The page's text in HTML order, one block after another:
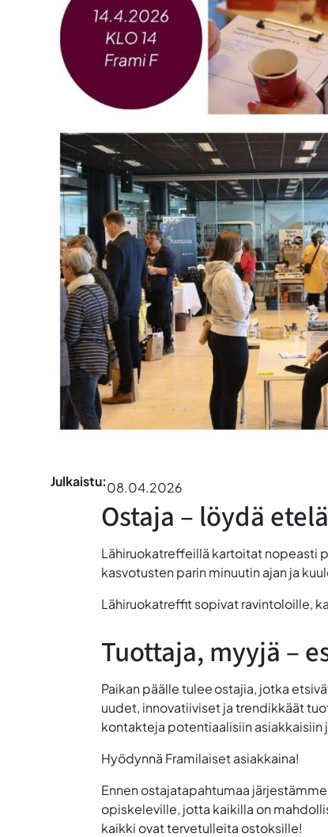
Julkaistu:08.04.2026
Ostaja – löydä
Lähiruokatreffeillä kartoitat nopeasti
kasvotusten parin minuutin ajan ja
Lähiruokatreffit sopivat ravintoloille,
Tuottaja, myyjä –
Paikan päälle tulee ostajia, jotka
uudet, innovatiiviset ja trendikkäät
kontakteja potentiaalisiin asiakkaisiin
Hyödynnä Framilaiset asiakkaina!
Ennen ostajatapahtumaa
opiskeleville, jotta kaikilla on
kaikki ovat tervetulleita ostoksille!